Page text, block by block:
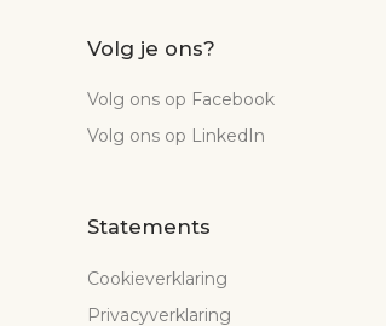
Volg je ons?
Volg ons op Facebook
Volg ons op LinkedIn
Statements
Cookieverklaring
Privacyverklaring